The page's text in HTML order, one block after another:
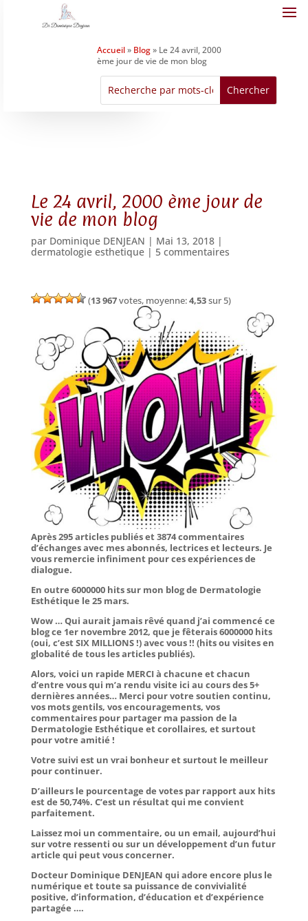
Accueil» Blog» Le 24 avril, 2000
ème jour de vie de mon blog
Le 24 avril, 2000 ème jour de
vie de mon blog
par Dominique DENJEAN | Mai 13, 2018|
dermatologie esthetique| 5 commentaires
(13 967votes, moyenne:4,53sur 5)
Après 295 articles publiés et 3874 commentaires
d’échanges avec mes abonnés, lectrices et lecteurs. Je
vous remercie infiniment pour ces expériences de
dialogue.
En outre 6000000 hits sur mon blog de Dermatologie
Esthétique le 25 mars.
Wow … Qui aurait jamais rêvé quand j’ai commencé ce
blog ce 1er novembre 2012, que je fêterais 6000000 hits
(oui, c’est SIX MILLIONS !) avec vous !! (hits ou visites en
globalité de tous les articles publiés).
Alors, voici un rapide MERCI à chacune et chacun
d’entre vous qui m’a rendu visite ici au cours des 5+
dernières années… Merci pour votre soutien continu,
vos mots gentils, vos encouragements, vos
commentaires pour partager ma passion de la
Dermatologie Esthétique et corollaires, et surtout
pour votre amitié !
Votre suivi est un vrai bonheur et surtout le meilleur
pour continuer.
D’ailleurs le pourcentage de votes par rapport aux hits
est de 50,74%. C’est un résultat qui me convient
parfaitement.
Laissez moi un commentaire, ou un email, aujourd’hui
sur votre ressenti ou sur un développement d’un futur
article qui peut vous concerner.
Docteur Dominique DENJEAN qui adore encore plus le
numérique et toute sa puissance de convivialité
positive, d’information, d’éducation et d’expérience
partagée ….